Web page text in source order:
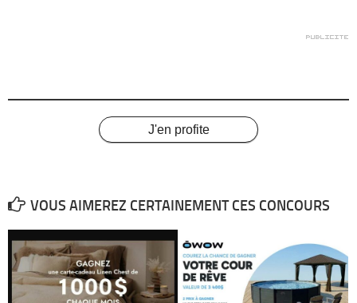
J'en profite
VOUS AIMEREZ CERTAINEMENT CES CONCOURS